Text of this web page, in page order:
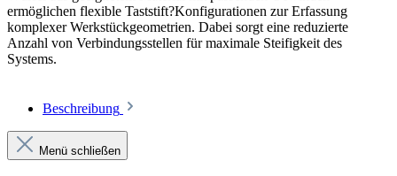
ermöglichen flexible Taststift?Konfigurationen zur Erfassung
komplexer Werkstückgeometrien. Dabei sorgt eine reduzierte
Anzahl von Verbindungsstellen für maximale Steifigkeit des
Systems.
Beschreibung
Menü schließen